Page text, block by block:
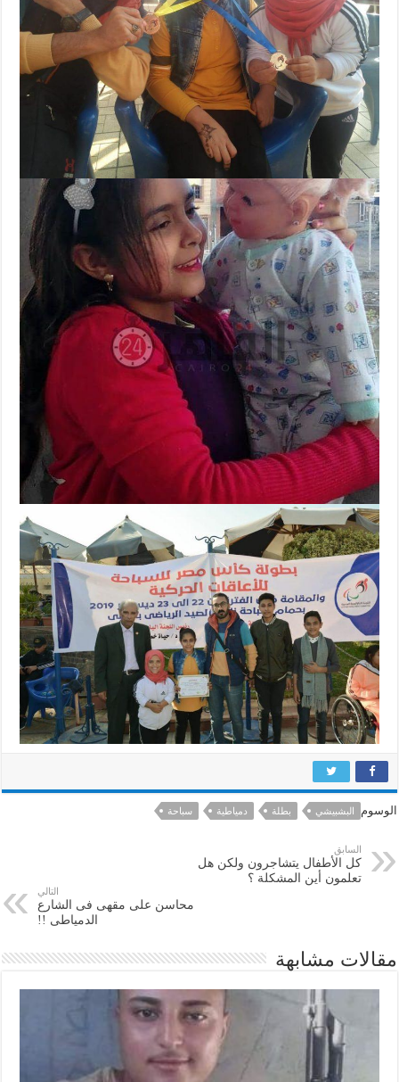
الوسوم البشبيشي بطلة دمياطية سباحة
السابق
كل الأطفال يتشاجرون ولكن هل
تعلمون أين المشكلة ؟
التالي
محاسن على مقهى فى الشارع
الدمياطى !!
مقالات مشابهة